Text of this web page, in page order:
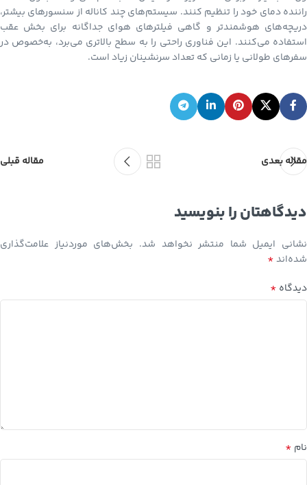
راننده دمای خود را تنظیم کنند. سیستم‌های چند کاناله از سنسورهای بیشتر،
دریچه‌های هوشمندتر و گاهی فیلترهای هوای جداگانه برای بخش عقب
استفاده می‌کنند. این فناوری راحتی را به سطح بالاتری می‌برد، به‌خصوص در
سفرهای طولانی یا زمانی که تعداد سرنشینان زیاد است.
مقاله بعدی مقاله قبلی
دیدگاهتان را بنویسید
نشانی ایمیل شما منتشر نخواهد شد. بخش‌های موردنیاز علامت‌گذاری
شده‌اند*
دیدگاه *
نام *